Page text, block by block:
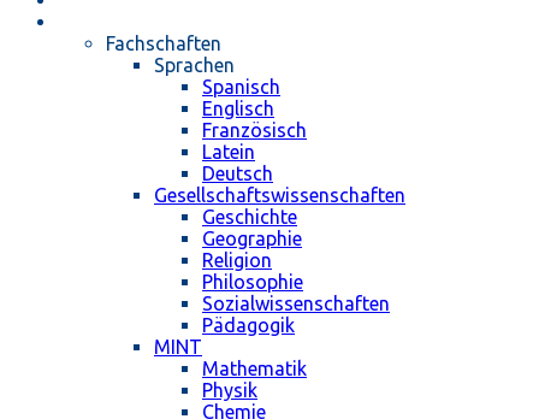
Fachschaften
Sprachen
Spanisch
Englisch
Französisch
Latein
Deutsch
Gesellschaftswissenschaften
Geschichte
Geographie
Religion
Philosophie
Sozialwissenschaften
Pädagogik
MINT
Mathematik
Physik
Chemie